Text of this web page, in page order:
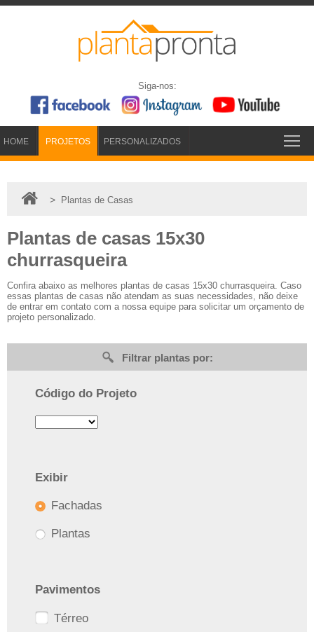
Siga-nos:
HOME PROJETOS PERSONALIZADOS
> Plantas de Casas
Plantas de casas 15x30
churrasqueira
Confira abaixo as melhores plantas de casas 15x30 churrasqueira. Caso
essas plantas de casas não atendam as suas necessidades, não deixe
de entrar em contato com a nossa equipe para solicitar um orçamento de
projeto personalizado.
Filtrar plantas por:
Código do Projeto
Exibir
Fachadas
Plantas
Pavimentos
Térreo